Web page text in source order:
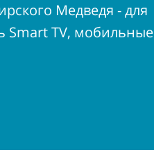
Медведя - для
Smart TV, мобильные